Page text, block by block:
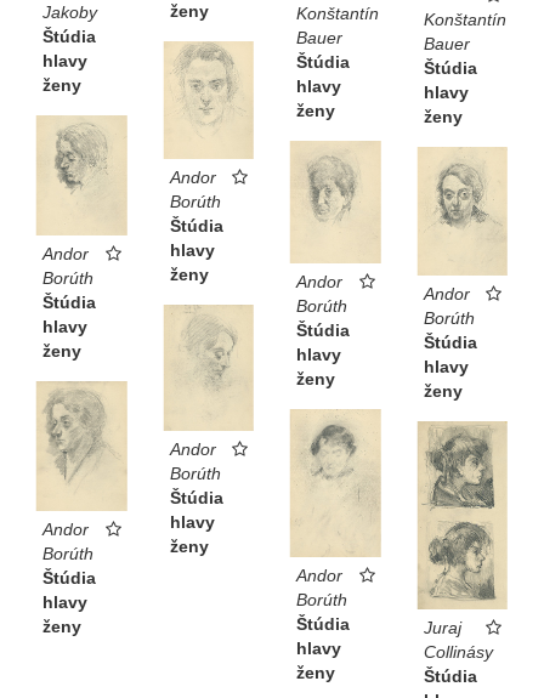
Jakoby
Štúdia
hlavy
ženy
ženy
Konštantín
Bauer
Štúdia
hlavy
ženy
Konštantín
Bauer
Štúdia
hlavy
ženy
Andor
Borúth
Štúdia
hlavy
ženy
Andor
Borúth
Štúdia
hlavy
ženy
Andor
Borúth
Štúdia
hlavy
ženy
Andor
Borúth
Štúdia
hlavy
ženy
Andor
Borúth
Štúdia
hlavy
ženy
Andor
Borúth
Štúdia
hlavy
ženy
Andor
Borúth
Štúdia
hlavy
ženy
Juraj
Collinásy
Štúdia